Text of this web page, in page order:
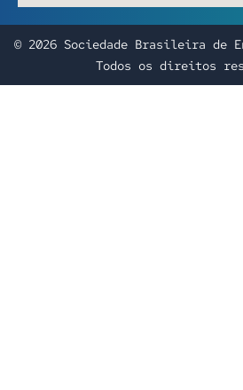
© 2026 Sociedade Brasileira de
Todos os direitos